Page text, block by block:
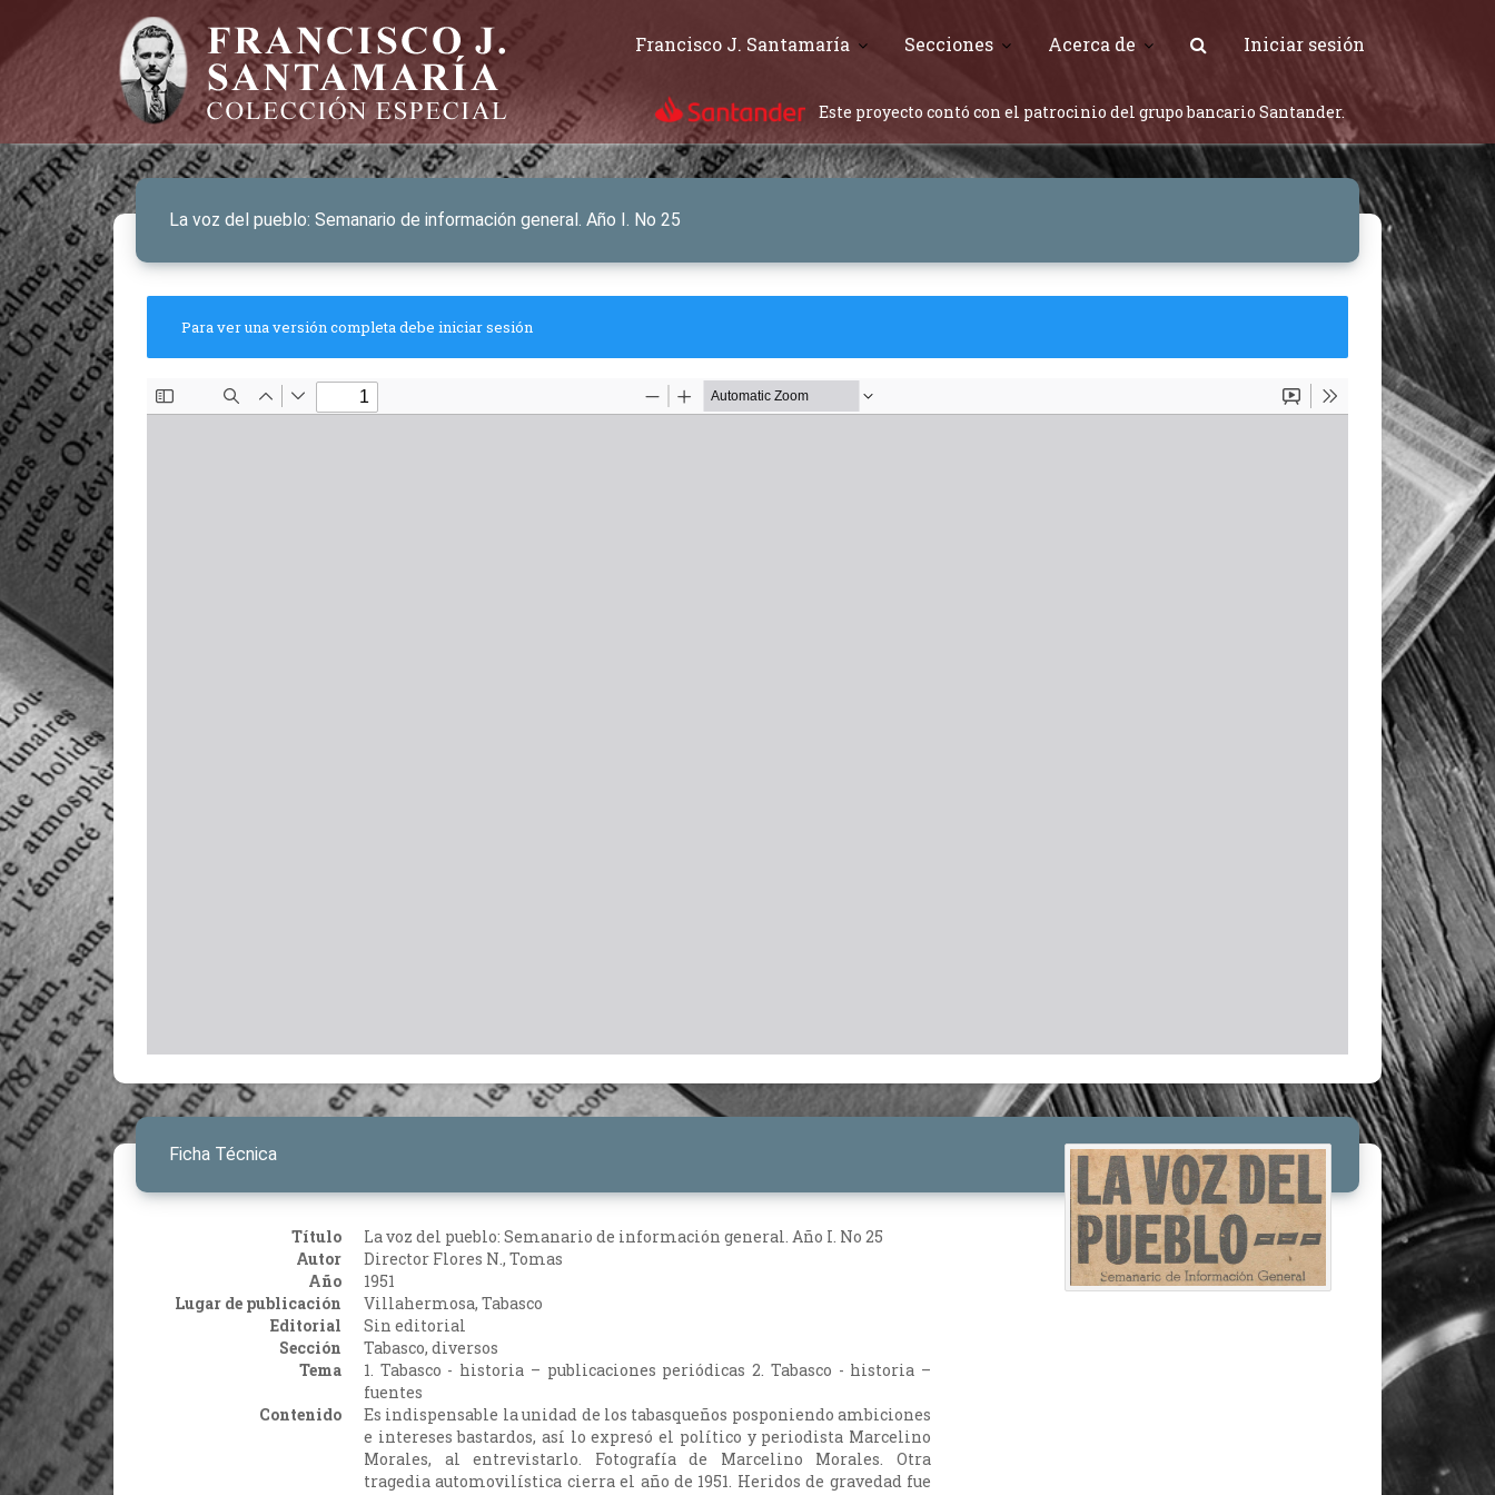
Francisco J. Santamaría Secciones Acerca de Iniciar sesión
Este proyecto contó con el patrocinio del grupo bancario Santander.
La voz del pueblo: Semanario de información general. Año I. No 25
Para ver una versión completa debe iniciar sesión
Ficha Técnica
Título
La voz del pueblo: Semanario de información general. Año I. No 25
Autor
Director Flores N., Tomas
Año
1951
Lugar de publicación
Villahermosa, Tabasco
Editorial
Sin editorial
Sección
Tabasco, diversos
Tema
1. Tabasco - historia – publicaciones periódicas 2. Tabasco - historia –
fuentes
Contenido
Es indispensable la unidad de los tabasqueños posponiendo ambiciones
e intereses bastardos, así lo expresó el político y periodista Marcelino
Morales, al entrevistarlo. Fotografía de Marcelino Morales. Otra
tragedia automovilística cierra el año de 1951. Heridos de gravedad fue